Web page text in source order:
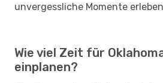
unvergessliche Momente
Wie viel Zeit für
einplanen?